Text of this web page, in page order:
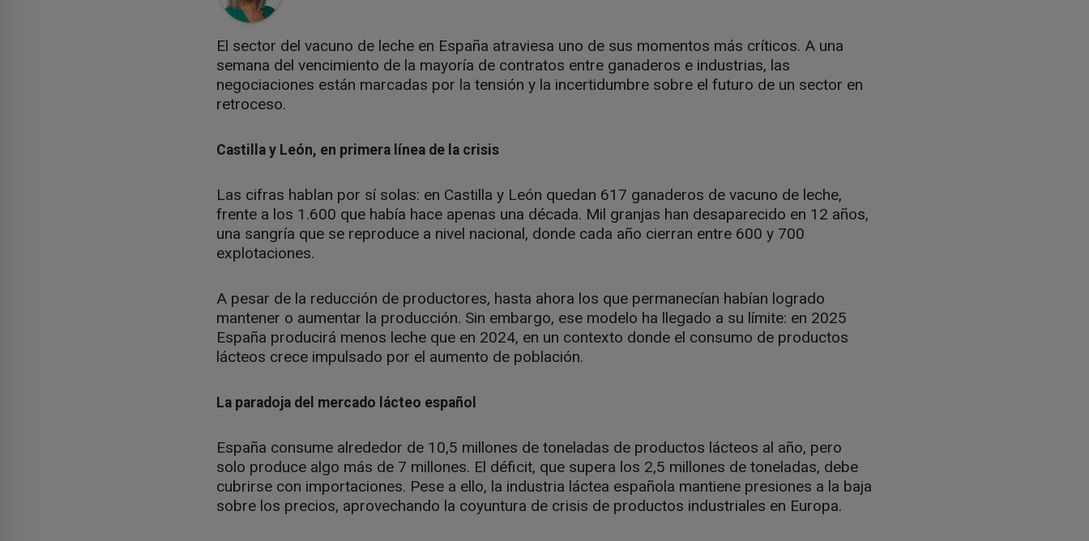
El sector del vacuno de leche en España atraviesa uno de sus momentos más críticos. A una
semana del vencimiento de la mayoría de contratos entre ganaderos e industrias, las
negociaciones están marcadas por la tensión y la incertidumbre sobre el futuro de un sector en
retroceso.
Castilla y León, en primera línea de la crisis
Las cifras hablan por sí solas: en Castilla y León quedan 617 ganaderos de vacuno de leche,
frente a los 1.600 que había hace apenas una década. Mil granjas han desaparecido en 12 años,
una sangría que se reproduce a nivel nacional, donde cada año cierran entre 600 y 700
explotaciones.
A pesar de la reducción de productores, hasta ahora los que permanecían habían logrado
mantener o aumentar la producción. Sin embargo, ese modelo ha llegado a su límite: en 2025
España producirá menos leche que en 2024, en un contexto donde el consumo de productos
lácteos crece impulsado por el aumento de población.
La paradoja del mercado lácteo español
España consume alrededor de 10,5 millones de toneladas de productos lácteos al año, pero
solo produce algo más de 7 millones. El déficit, que supera los 2,5 millones de toneladas, debe
cubrirse con importaciones. Pese a ello, la industria láctea española mantiene presiones a la baja
sobre los precios, aprovechando la coyuntura de crisis de productos industriales en Europa.